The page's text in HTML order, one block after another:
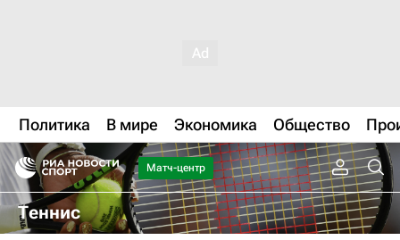
Политика В мире Экономика Общество
Матч-центр
Теннис